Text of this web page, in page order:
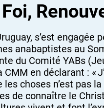
s’est
anabaptistes au
du Comité YABs
en déclarant : «
choses n’est pas
de connaître le